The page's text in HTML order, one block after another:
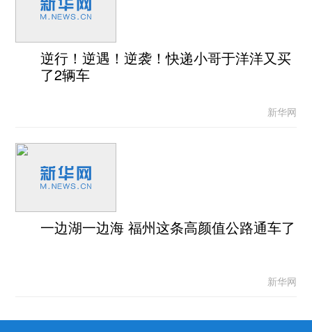
逆行！逆遇！逆袭！快递小哥于洋洋又买
了2辆车
新华网
一边湖一边海 福州这条高颜值公路通车了
新华网